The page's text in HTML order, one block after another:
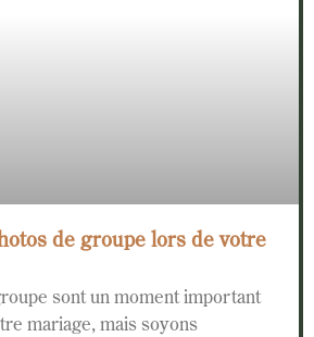
de groupe lors de votre
sont un moment important
mariage, mais soyons